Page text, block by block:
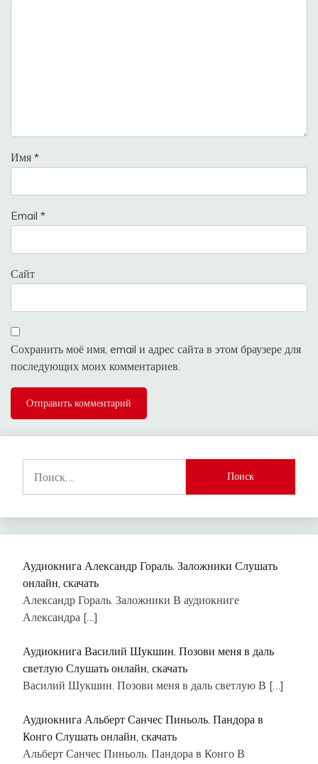
Имя *
Email *
Сайт
Сохранить моё имя, email и адрес сайта в этом браузере для
последующих моих комментариев.
Аудиокнига Александр Гораль. Заложники Слушать
онлайн, скачать
Александр Гораль. Заложники В аудиокниге
Александра […]
Аудиокнига Василий Шукшин. Позови меня в даль
светлую Слушать онлайн, скачать
Василий Шукшин. Позови меня в даль светлую В […]
Аудиокнига Альберт Санчес Пиньоль. Пандора в
Конго Слушать онлайн, скачать
Альберт Санчес Пиньоль. Пандора в Конго В